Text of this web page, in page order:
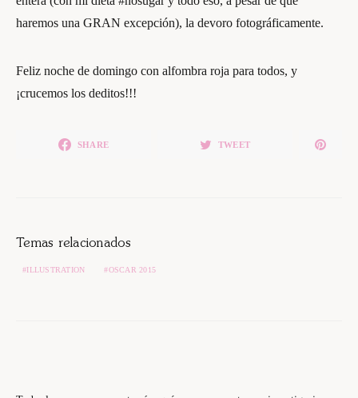
haremos una GRAN excepción), la devoro fotográficamente.
Feliz noche de domingo con alfombra roja para todos, y
¡crucemos los deditos!!!
SHARE TWEET
Temas relacionados
ILLUSTRATION OSCAR 2015